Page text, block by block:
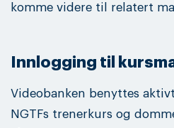
komme videre til relatert
Innlogging til
Videobanken benyttes
NGTFs trenerkurs og